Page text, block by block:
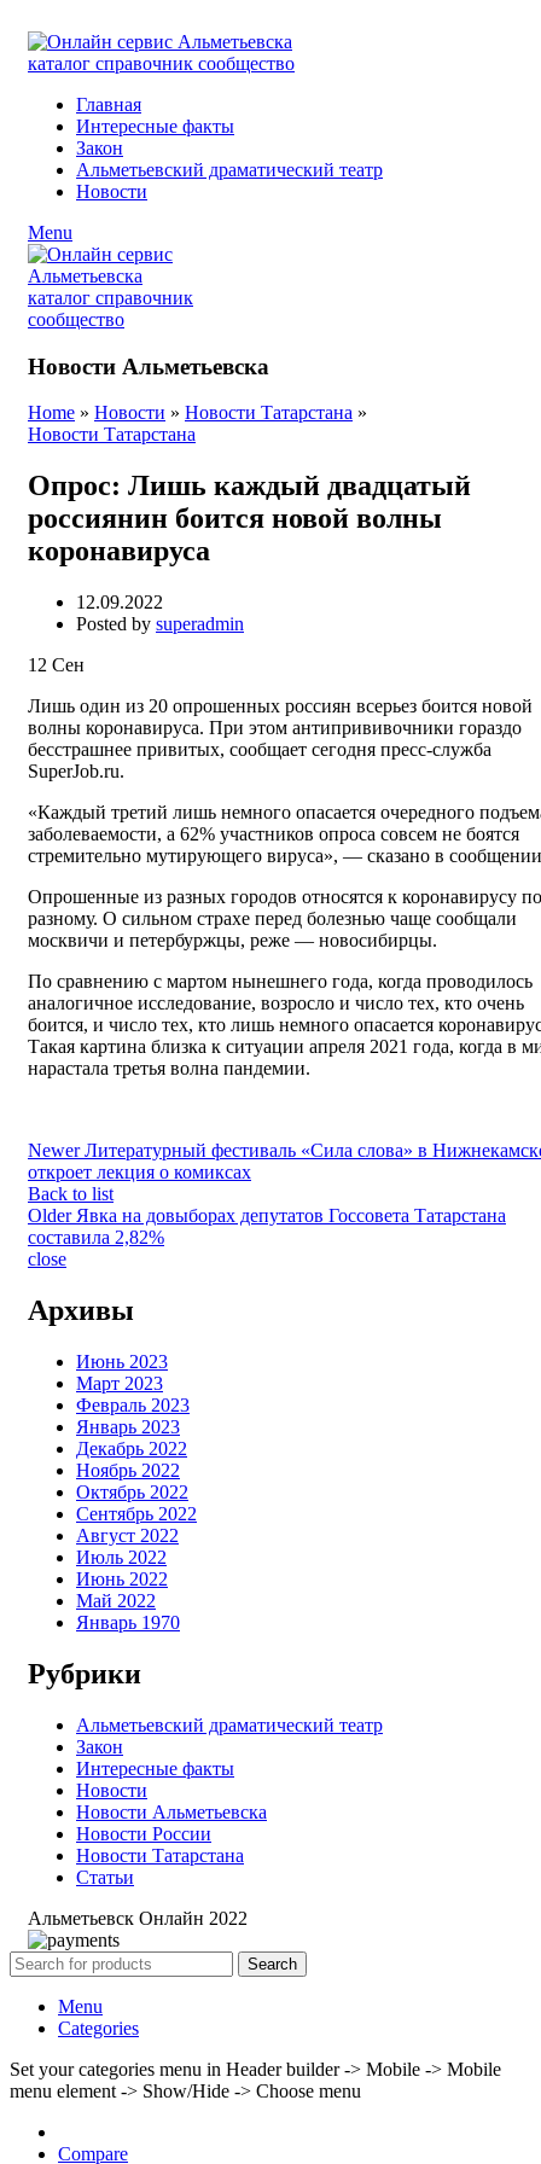
Главная
Интересные факты
Закон
Альметьевский драматический театр
Новости
Menu
Новости Альметьевска
Home » Новости » Новости Татарстана »
Новости Татарстана
Опрос: Лишь каждый двадцатый
россиянин боится новой волны
коронавируса
12.09.2022
Posted by superadmin
12 Сен
Лишь один из 20 опрошенных россиян всерьез боится новой
волны коронавируса. При этом антипрививочники гораздо
бесстрашнее привитых, сообщает сегодня пресс-служба
SuperJob.ru.
«Каждый третий лишь немного опасается очередного
заболеваемости, а 62% участников опроса совсем не боятся
стремительно мутирующего вируса», — сказано в
Опрошенные из разных городов относятся к коронавирусу
разному. О сильном страхе перед болезнью чаще сообщали
москвичи и петербуржцы, реже — новосибирцы.
По сравнению с мартом нынешнего года, когда проводилось
аналогичное исследование, возросло и число тех, кто очень
боится, и число тех, кто лишь немного опасается
Такая картина близка к ситуации апреля 2021 года, когда в
нарастала третья волна пандемии.
Newer Литературный фестиваль «Сила слова» в
откроет лекция о комиксах
Back to list
Older Явка на довыборах депутатов Госсовета Татарстана
составила 2,82%
close
Архивы
Июнь 2023
Март 2023
Февраль 2023
Январь 2023
Декабрь 2022
Ноябрь 2022
Октябрь 2022
Сентябрь 2022
Август 2022
Июль 2022
Июнь 2022
Май 2022
Январь 1970
Рубрики
Альметьевский драматический театр
Закон
Интересные факты
Новости
Новости Альметьевска
Новости России
Новости Татарстана
Статьи
Альметьевск Онлайн 2022
Search
Menu
Categories
Set your categories menu in Header builder -> Mobile -> Mobile
menu element -> Show/Hide -> Choose menu
Compare